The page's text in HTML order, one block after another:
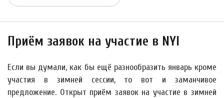
Приём заявок на участие в NYI
Если вы думали, как бы ещё разнообразить январь кроме
участия в зимней сессии, то вот и заманчивое
предложение. Открыт приём заявок на участие в зимней